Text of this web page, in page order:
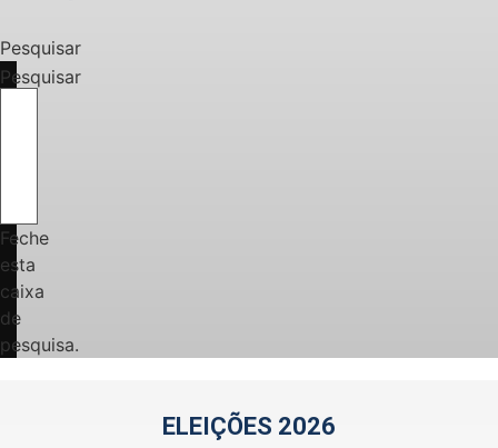
Pesquisar
Pesquisar
Feche
esta
caixa
de
pesquisa.
ELEIÇÕES 2026